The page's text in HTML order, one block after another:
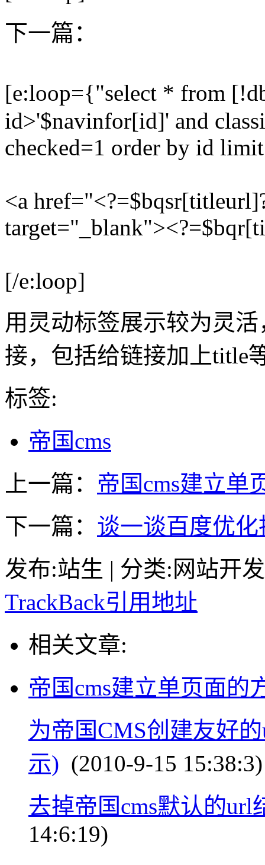
下一篇：
[e:loop={"select * from
id>'$navinfor[id]' and
checked=1 order by id
<a
[/e:loop]
用灵动标签展示较为灵
接，包括给链接加上title
标签:
帝国cms
上一篇： 帝国cms建立单
下一篇： 谈一谈百度优
发布:站生 | 分类:网站开
TrackBack引用地址
相关文章:
帝国cms建立单页面的
为帝国CMS创建友好
示) (2010-9-15 15:38:3)
去掉帝国cms默认的url
14:6:19)